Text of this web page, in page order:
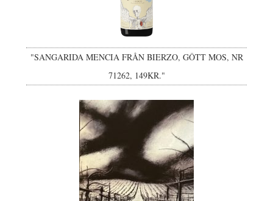
"SANGARIDA MENCIA FRÅN BIERZO, GÔTT MOS, NR
71262, 149KR."